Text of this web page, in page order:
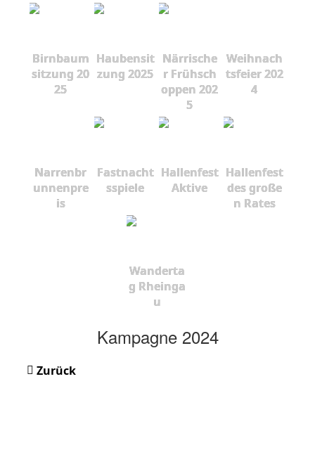
Birnbaum
sitzung 20
25
Haubensit
zung 2025
Närrische
r Frühsch
oppen 202
5
Weihnach
tsfeier 202
4
Narrenbr
unnenpre
is
Fastnacht
sspiele
Hallenfest
Aktive
Hallenfest
des große
n Rates
Wanderta
g Rheinga
u
Kampagne 2024
Zurück